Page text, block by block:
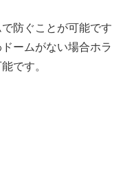
防ぐことが可能です
ームがない場合ホラ
です。